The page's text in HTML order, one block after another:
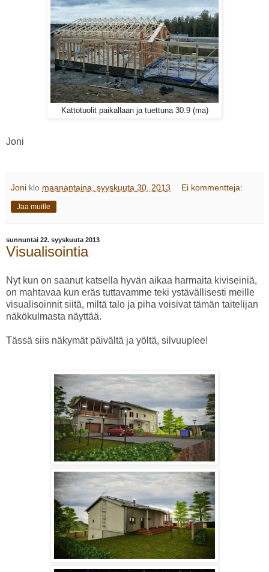
Kattotuolit paikallaan ja tuettuna 30.9 (ma)
Joni
Joni klo maanantaina, syyskuuta 30, 2013 Ei kommentteja:
Jaa muille
sunnuntai 22. syyskuuta 2013
Visualisointia
Nyt kun on saanut katsella hyvän aikaa harmaita kiviseiniä,
on mahtavaa kun eräs tuttavamme teki ystävällisesti meille
visualisoinnit siitä, miltä talo ja piha voisivat tämän taitelijan
näkökulmasta näyttää.
Tässä siis näkymät päivältä ja yöltä, silvuuplee!